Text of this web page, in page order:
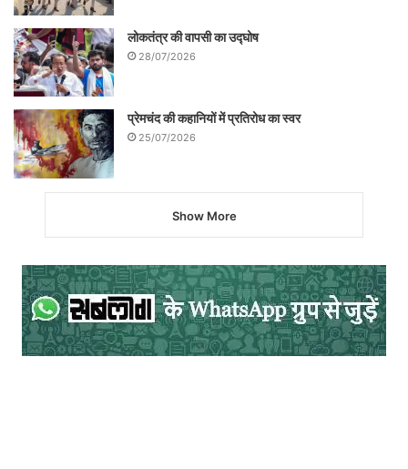
लोकतंत्र की वापसी का उद्घोष
28/07/2026
प्रेमचंद की कहानियों में प्रतिरोध का स्वर
25/07/2026
Show More